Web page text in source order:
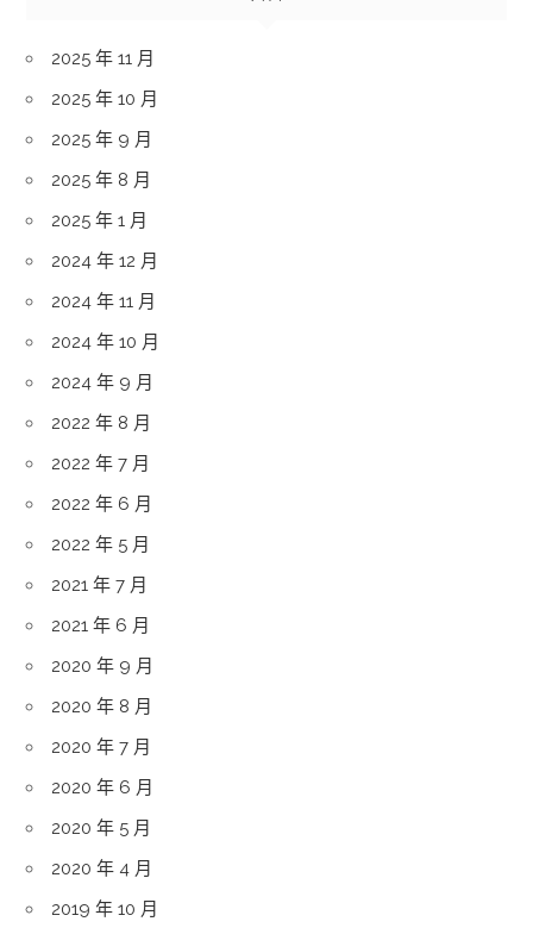
2025 年 11 月
2025 年 10 月
2025 年 9 月
2025 年 8 月
2025 年 1 月
2024 年 12 月
2024 年 11 月
2024 年 10 月
2024 年 9 月
2022 年 8 月
2022 年 7 月
2022 年 6 月
2022 年 5 月
2021 年 7 月
2021 年 6 月
2020 年 9 月
2020 年 8 月
2020 年 7 月
2020 年 6 月
2020 年 5 月
2020 年 4 月
2019 年 10 月